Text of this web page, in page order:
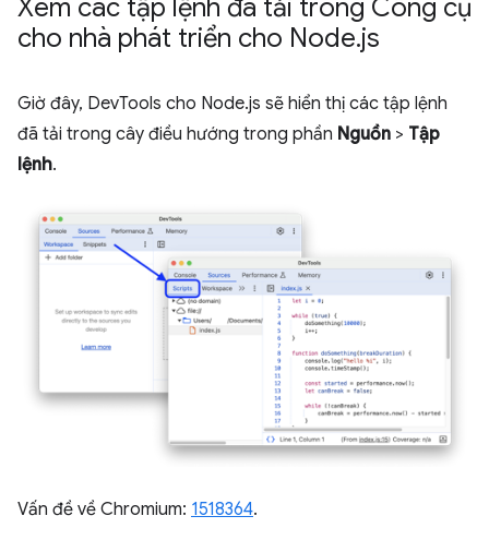
Xem các tập lệnh đã tải trong Công cụ
cho nhà phát triển cho Node.js
Giờ đây, DevTools cho Node.js sẽ hiển thị các tập lệnh
đã tải trong cây điều hướng trong phần Nguồn > Tập
lệnh.
Vấn đề về Chromium: 1518364.